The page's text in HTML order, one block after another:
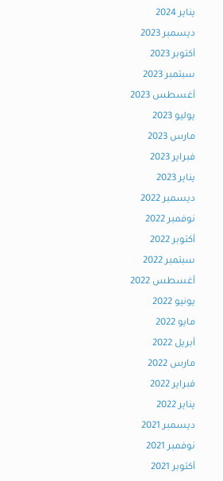
يناير 2024
ديسمبر 2023
أكتوبر 2023
سبتمبر 2023
أغسطس 2023
يوليو 2023
مارس 2023
فبراير 2023
يناير 2023
ديسمبر 2022
نوفمبر 2022
أكتوبر 2022
سبتمبر 2022
أغسطس 2022
يونيو 2022
مايو 2022
أبريل 2022
مارس 2022
فبراير 2022
يناير 2022
ديسمبر 2021
نوفمبر 2021
أكتوبر 2021